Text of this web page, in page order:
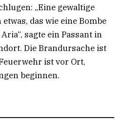
„Eine gewaltige
das wie eine Bombe
sagte ein Passant in
Die Brandursache ist
ist vor Ort,
beginnen.